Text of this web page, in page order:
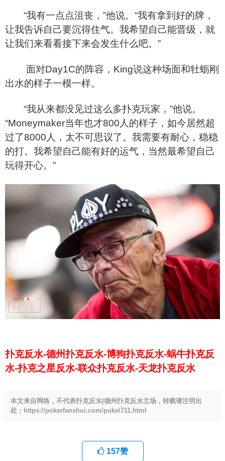
“我有一点点沮丧，”他说。“我有拿到好的牌，
让我告诉自己要沉得住气。我希望自己能晋级，就
让我们来看看接下来会发生什么吧。”
面对Day1C的阵容，King说这种场面和牡蛎刚
出水的样子一模一样。
“我从来都没见过这么多扑克玩家，”他说。
“Moneymaker当年也才800人的样子，如今居然超
过了8000人，太不可思议了。我需要有耐心，稳稳
的打。我希望自己能有好的运气，当然最希望自己
玩得开心。”
扑克反水-德州扑克反水-博狗扑克反水-蜗牛扑克反
水-扑克之星反水-联众扑克反水-天龙扑克反水
本文来自网络，不代表扑克反水|德州扑克反水立场，转载请注明出
处：https://pokerfanshui.com/puke/711.html
157赞